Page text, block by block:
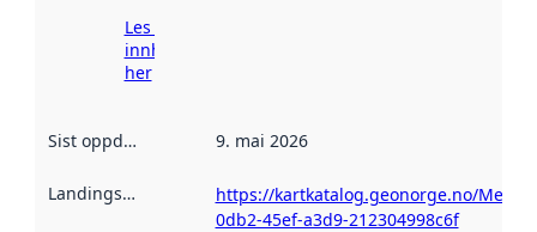
Les meir om
innhenting
her
Sist oppdatert 9. mai 2026
Landingsside
https://kartkatalog.geonorge.no/
0db2-45ef-a3d9-212304998c6f